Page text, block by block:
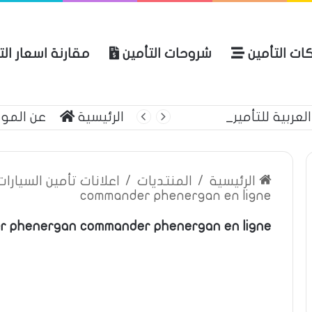
التأمين شروحات التأمين مقارنة اسعار
للتأمين الرئيسية عن
الرئيسية / المنتديات / اعلانات تأمين
commander phenergan en ligne
phenergan commander phenergan en ligne